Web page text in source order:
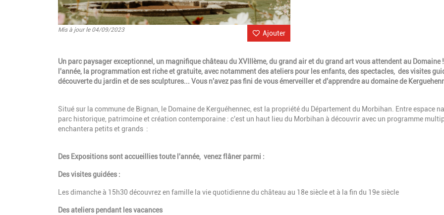
Ajouter
Mis à jour le 04/09/2023
Un parc paysager exceptionnel, un magnifique château du XVIIIème, du grand air et du grand art vous attendent au Domaine
l'année, la programmation est riche et gratuite, avec notamment des ateliers pour les enfants, des spectacles, des visites
découverte du jardin et de ses sculptures... Vous n'avez pas fini de vous émerveiller et d'apprendre au domaine de
Situé sur la commune de Bignan, le Domaine de Kerguéhennec, est la propriété du Département du Morbihan. Entre espace
parc historique, patrimoine et création contemporaine : c'est un haut lieu du Morbihan à découvrir avec un programme
enchantera petits et grands :
Des Expositionssont accueillies toute l'année, venez flâner parmi :
Des visites guidées :
Les dimanche à 15h30 découvrez en famille la vie quotidienne du château au 18e siècle et à la fin du 19e siècle
Des ateliers pendant les vacances